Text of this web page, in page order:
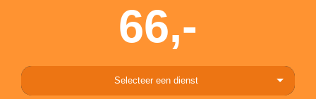
66,-
Selecteer een dienst